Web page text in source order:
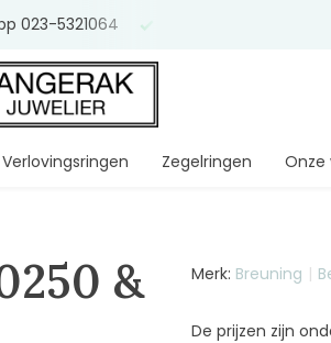
023-5321064 uw
Verlovingsringen Zegelringen Onze
&
Merk: Breuning
De prijzen zijn